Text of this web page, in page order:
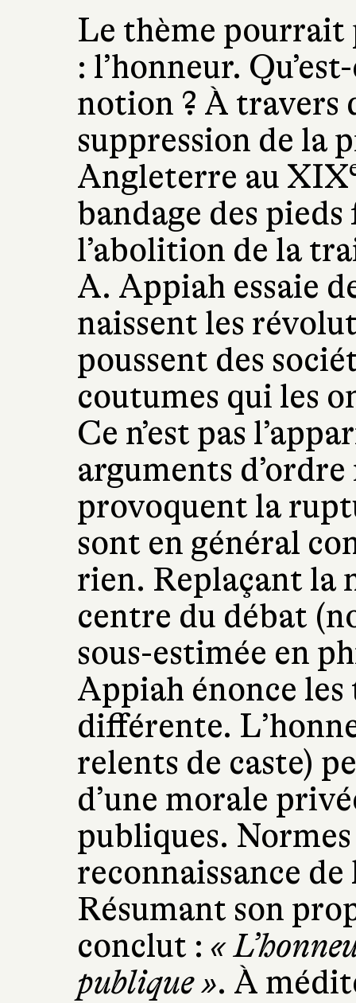
Le thème pourrait
: l’honneur.
notion ? À travers
suppression de la
Angleterre au XIX
bandage des
l’abolition de la
A. Appiah essaie
naissent les
poussent des
coutumes qui les
Ce n’est pas
arguments
provoquent la
sont en général
rien. Replaçant la
centre du débat
sous-estimée en
Appiah énonce les
différente.
relents de caste)
d’une morale
publiques.
reconnaissance
Résumant son
conclut : «
publique ». À